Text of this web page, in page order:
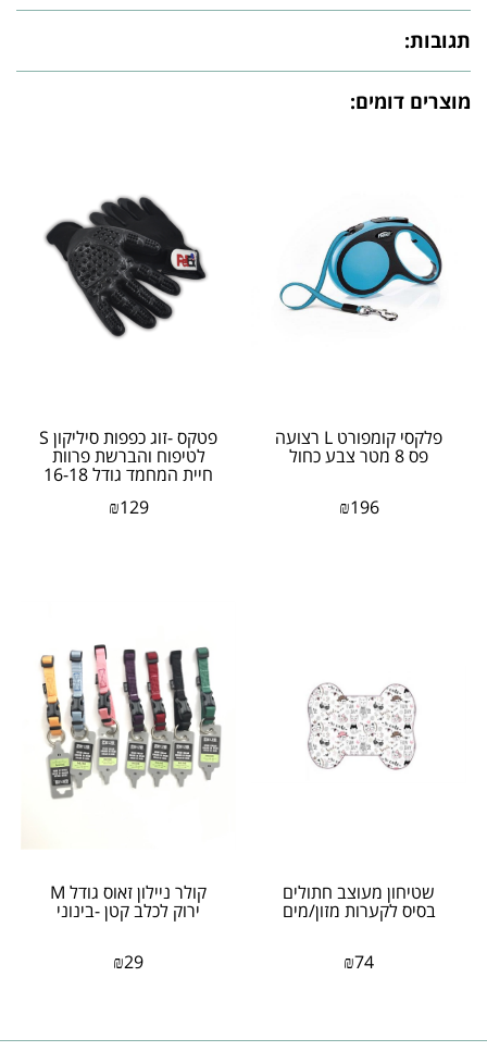
תגובות:
מוצרים דומים:
פלקסי קומפורט L רצועה
פס 8 מטר צבע כחול
₪196
פטקס -זוג כפפות סיליקון S
לטיפוח והברשת פרוות
חיית המחמד גודל 16-18
₪129
שטיחון מעוצב חתולים
בסיס לקערות מזון/מים
₪74
​קולר ניילון זאוס גודל M
ירוק לכלב קטן -בינוני
₪29